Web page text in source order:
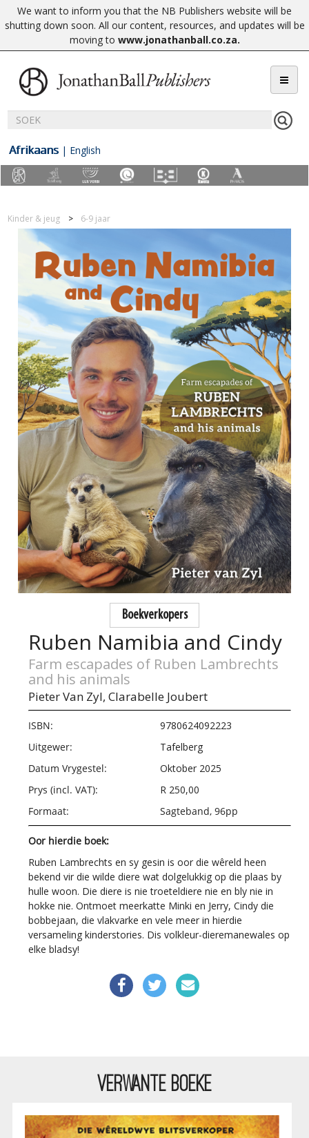
We want to inform you that the NB Publishers website will be
shutting down soon. All our content, resources, and updates will be
moving to www.jonathanball.co.za.
Afrikaans | English
Kinder & jeug 6-9 jaar
Boekverkopers
Ruben Namibia and Cindy
Farm escapades of Ruben Lambrechts
and his animals
Pieter Van Zyl, Clarabelle Joubert
ISBN:
9780624092223
Uitgewer:
Tafelberg
Datum Vrygestel:
Oktober 2025
Prys (incl. VAT):
R 250,00
Formaat:
Sagteband, 96pp
Oor hierdie boek:
Ruben Lambrechts en sy gesin is oor die wêreld heen
bekend vir die wilde diere wat dolgelukkig op die plaas by
hulle woon. Die diere is nie troeteldiere nie en bly nie in
hokke nie. Ontmoet meerkatte Minki en Jerry, Cindy die
bobbejaan, die vlakvarke en vele meer in hierdie
versameling kinderstories. Dis volkleur-dieremanewales op
elke bladsy!
VERWANTE BOEKE